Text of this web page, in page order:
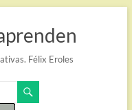
Félix Eroles